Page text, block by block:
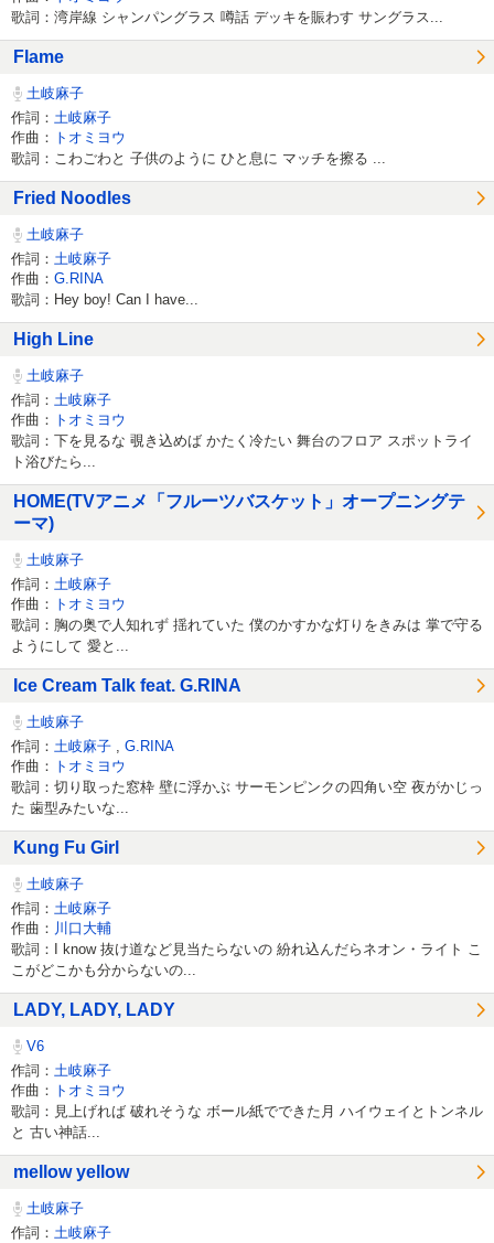
歌詞：湾岸線 シャンパングラス 噂話 デッキを賑わす サングラス...
Flame
土岐麻子
作詞： 土岐麻子
作曲：
トオミヨウ
歌詞：こわごわと 子供のように ひと息に マッチを擦る ...
Fried Noodles
土岐麻子
作詞： 土岐麻子
作曲： G.RINA
歌詞：Hey boy! Can I have...
High Line
土岐麻子
作詞： 土岐麻子
作曲：
トオミヨウ
歌詞：下を見るな 覗き込めば かたく冷たい 舞台のフロア スポットライ
ト浴びたら...
HOME(TVアニメ「フルーツバスケット」オープニングテ
ーマ)
土岐麻子
作詞： 土岐麻子
作曲：
トオミヨウ
歌詞：胸の奥で人知れず 揺れていた 僕のかすかな灯りをきみは 掌で守る
ようにして 愛と...
Ice Cream Talk feat. G.RINA
土岐麻子
作詞： 土岐麻子
G.RINA
作曲：
トオミヨウ
歌詞：切り取った窓枠 壁に浮かぶ サーモンピンクの四角い空 夜がかじっ
た 歯型みたいな...
Kung Fu Girl
土岐麻子
作詞： 土岐麻子
作曲： 川口大輔
歌詞：I know 抜け道など見当たらないの 紛れ込んだらネオン・ライト こ
こがどこかも分からないの...
LADY, LADY, LADY
V6
作詞： 土岐麻子
作曲：
トオミヨウ
歌詞：見上げれば 破れそうな ボール紙でできた月 ハイウェイとトンネル
と 古い神話...
mellow yellow
土岐麻子
作詞： 土岐麻子